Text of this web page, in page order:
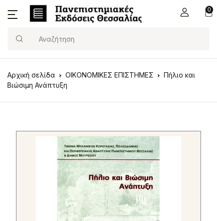
0
Search
Αρχική σελίδα ΟΙΚΟΝΟΜΙΚΕΣ ΕΠΙΣΤΗΜΕΣ
Πήλιο και
Βιώσιμη Ανάπτυξη